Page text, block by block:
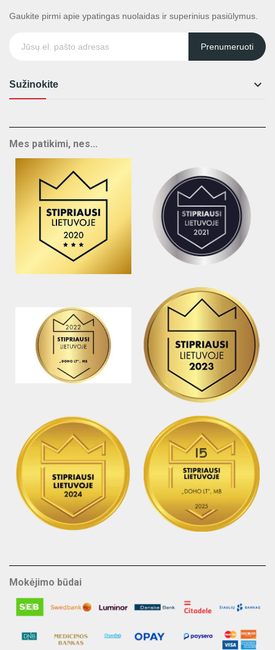
Gaukite pirmi apie ypatingas nuolaidas ir superinius pasiūlymus.
Prenumeruoti
Sužinokite 
Mes patikimi, nes...
Mokėjimo būdai